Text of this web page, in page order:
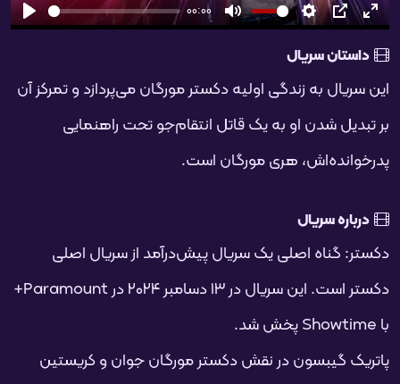
شروع
00:00
بی‌صدا تنظیمات
PIP تمام
داستان سریال
این سریال به زندگی اولیه دکستر مورگان می‌پردازد و تمرکز آن
بر تبدیل شدن او به یک قاتل انتقام‌جو تحت راهنمایی
پدرخوانده‌اش، هری مورگان است.
درباره سریال
دکستر: گناه اصلی یک سریال پیش‌درآمد از سریال اصلی
دکستر است. این سریال در ۱۳ دسامبر ۲۰۲۴ در Paramount+
با Showtime پخش شد.
پاتریک گیبسون در نقش دکستر مورگان جوان و کریستین